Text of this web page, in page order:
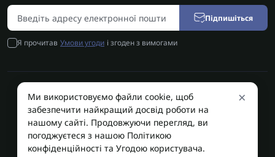
Підпишіться
Я прочитав Умови угоди і згоден з вимогами
AUTOSHIFT | Запчастини АКПП | Ремонт АКПП © 2026
AUTOSHIFT
×
Ми використовуємо файли cookie, щоб
забезпечити найкращий досвід роботи на
нашому сайті. Продовжуючи перегляд, ви
погоджуєтеся з нашою Політикою
конфіденційності та Угодою користувача.